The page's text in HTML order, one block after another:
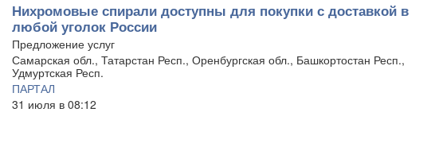
Нихромовые спирали доступны для покупки с доставкой в
любой уголок России
Предложение услуг
Самарская обл., Татарстан Респ., Оренбургская обл., Башкортостан Респ.,
Удмуртская Респ.
ПАРТАЛ
31 июля в 08:12